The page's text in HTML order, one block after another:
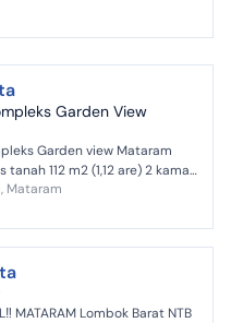
Garden View
Garden view Mataram
112 m2 (1,12 are) 2 kamar
tamu, dapur
Mataram
Lombok Barat NTB